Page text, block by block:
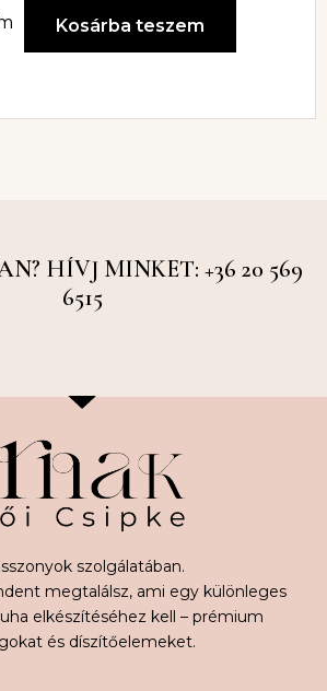
Kosárba teszem
HÍVJ MINKET: +36 20 569
6515
szolgálatában.
megtalálsz, ami egy különleges
elkészítéséhez kell – prémium
és díszítőelemeket.